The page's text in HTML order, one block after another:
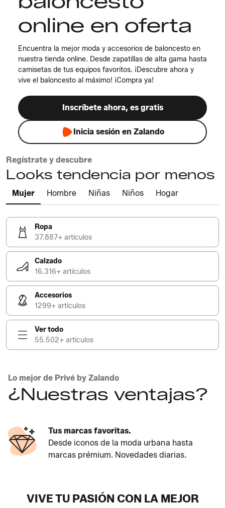
online en oferta
Encuentra la mejor moda y accesorios de baloncesto en
nuestra tienda online. Desde zapatillas de alta gama hasta
camisetas de tus equipos favoritos. ¡Descubre ahora y
vive el baloncesto al máximo! ¡Compra ya!
Inscríbete ahora, es gratis
Inicia sesión en Zalando
Regístrate y descubre
Looks tendencia por menos
Mujer Hombre Niñas Niños Hogar
Ropa
37.887+ artículos
Calzado
16.316+ artículos
Accesorios
1299+ artículos
Ver todo
55.502+ artículos
Lo mejor de Privé by Zalando
¿Nuestras ventajas?
Tus marcas favoritas.
Desde iconos de la moda urbana hasta
marcas prémium. Novedades diarias.
VIVE TU PASIÓN CON LA MEJOR